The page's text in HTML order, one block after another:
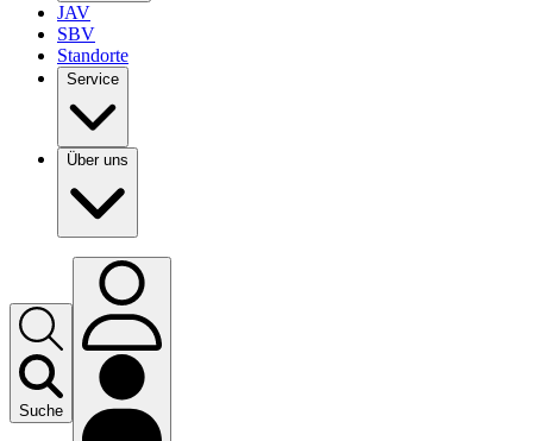
JAV
SBV
Standorte
Service
Über uns
Suche